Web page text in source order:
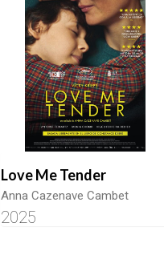
Love Me Tender
Anna Cazenave Cambet
2025